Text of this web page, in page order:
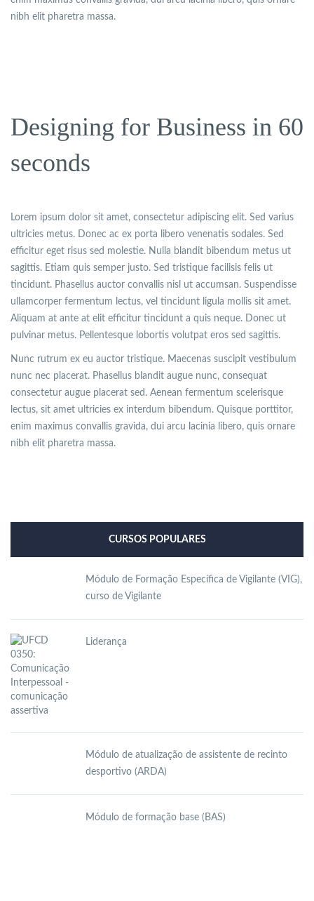
nibh elit pharetra massa.
Designing for Business in 60
seconds
Lorem ipsum dolor sit amet, consectetur adipiscing elit. Sed varius
ultricies metus. Donec ac ex porta libero venenatis sodales. Sed
efficitur eget risus sed molestie. Nulla blandit bibendum metus ut
sagittis. Etiam quis semper justo. Sed tristique facilisis felis ut
tincidunt. Phasellus auctor convallis nisl ut accumsan. Suspendisse
ullamcorper fermentum lectus, vel tincidunt ligula mollis sit amet.
Aliquam at ante at elit efficitur tincidunt a quis neque. Donec ut
pulvinar metus. Pellentesque lobortis volutpat eros sed sagittis.
Nunc rutrum ex eu auctor tristique. Maecenas suscipit vestibulum
nunc nec placerat. Phasellus blandit augue nunc, consequat
consectetur augue placerat sed. Aenean fermentum scelerisque
lectus, sit amet ultricies ex interdum bibendum. Quisque porttitor,
enim maximus convallis gravida, dui arcu lacinia libero, quis ornare
nibh elit pharetra massa.
CURSOS POPULARES
Módulo de Formação Específica de Vigilante (VIG),
curso de Vigilante
Liderança
Módulo de atualização de assistente de recinto
desportivo (ARDA)
Módulo de formação base (BAS)